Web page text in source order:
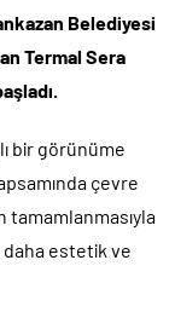
Belediyesi
Termal Sera
bir görünüme
çevre
tamamlanmasıyla
estetik ve